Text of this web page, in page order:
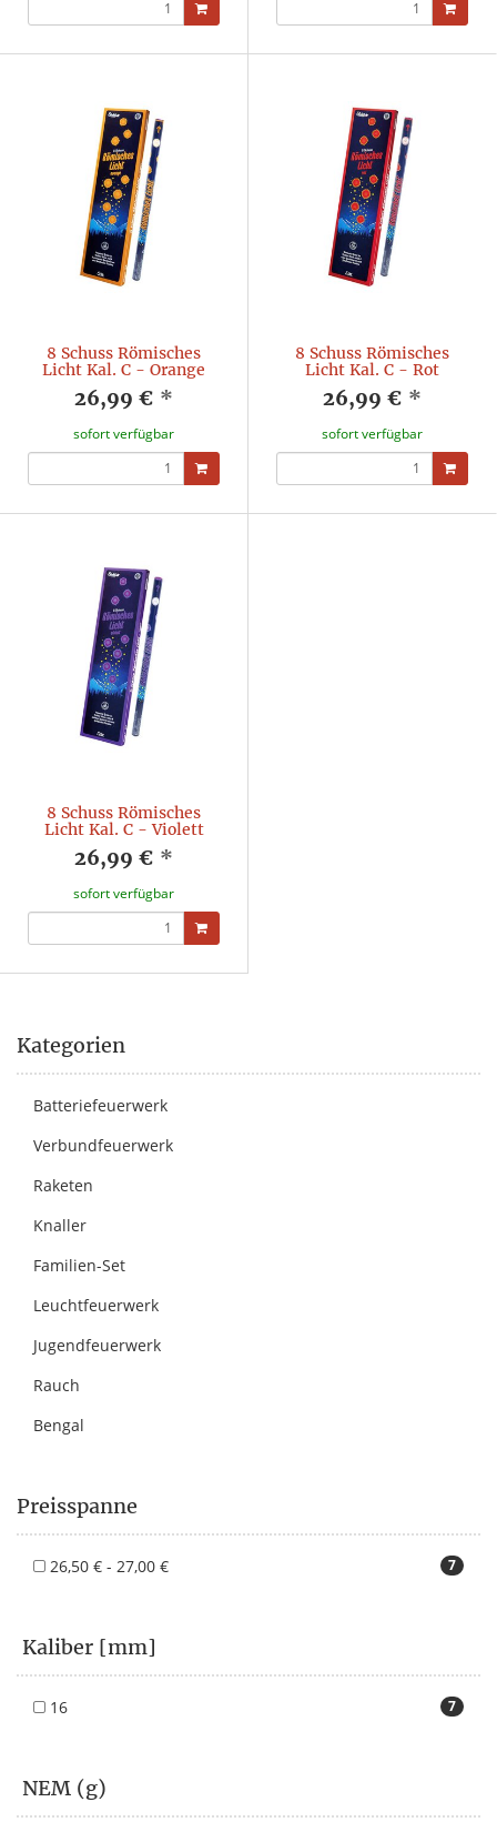
8 Schuss Römisches
Licht Kal. C - Orange
26,99 € *
sofort verfügbar
8 Schuss Römisches
Licht Kal. C - Rot
26,99 € *
sofort verfügbar
8 Schuss Römisches
Licht Kal. C - Violett
26,99 € *
sofort verfügbar
Kategorien
Batteriefeuerwerk
Verbundfeuerwerk
Raketen
Knaller
Familien-Set
Leuchtfeuerwerk
Jugendfeuerwerk
Rauch
Bengal
Preisspanne
7
26,50 € - 27,00 €
Kaliber [mm]
7
16
NEM (g)